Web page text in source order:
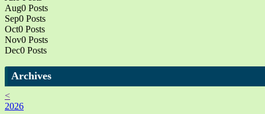
Aug0 Posts
Sep0 Posts
Oct0 Posts
Nov0 Posts
Dec0 Posts
Archives
<
2026